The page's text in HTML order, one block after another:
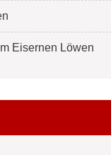
Eisernen Löwen